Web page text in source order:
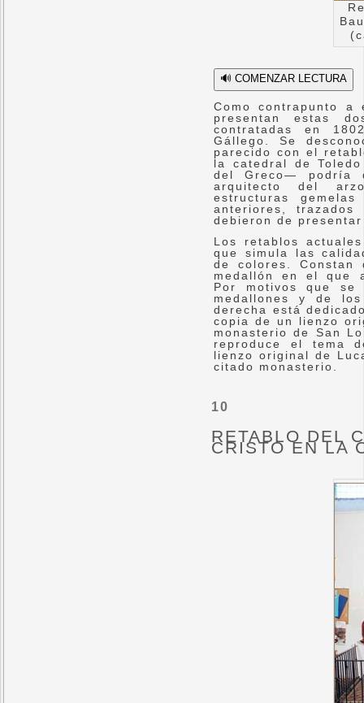
🔊 COMENZAR LECTURA
Como contrapunto
presentan estas
contratadas en
Gállego. Se
parecido con el
la catedral de
del Greco— podría
arquitecto del
estructuras
anteriores,
debieron de
Los retablos
que simula las
de colores. Constan
medallón en el que
Por motivos que se
medallones y de
derecha está
copia de un lienzo
monasterio de San
reproduce el tema
lienzo original de
citado monasterio.
10
RETABLO DEL
CRISTO EN LA